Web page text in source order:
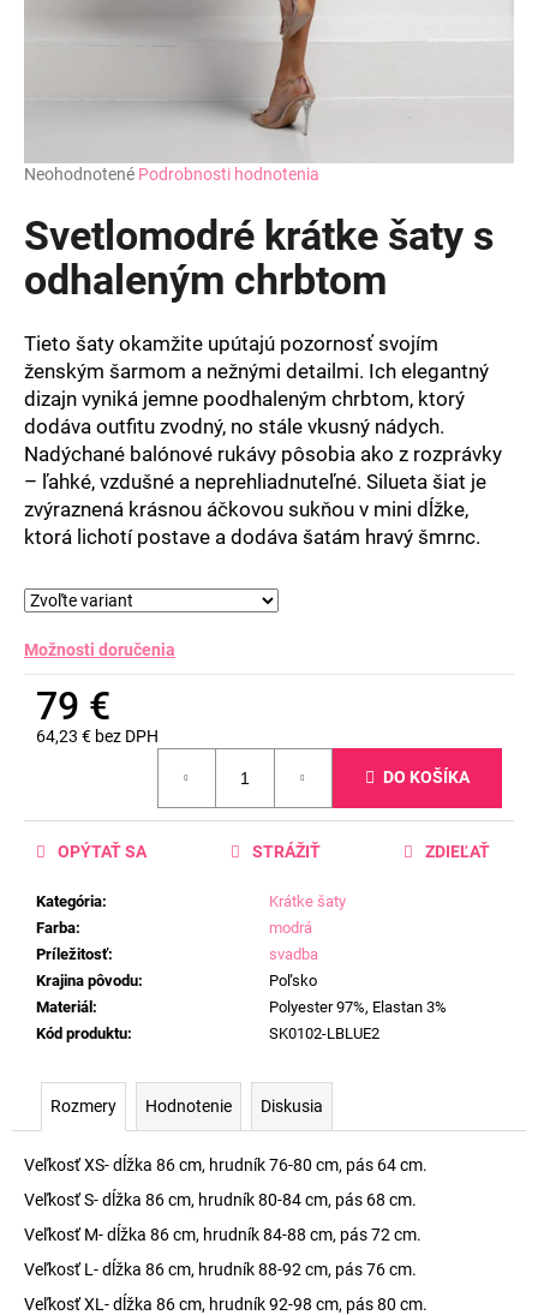
Priemerné
produktu
je
z
hviezdičiek.
Neohodnotené Podrobnosti hodnotenia
Svetlomodré krátke šaty s
odhaleným chrbtom
Tieto šaty okamžite upútajú pozornosť svojím
ženským šarmom a nežnými detailmi. Ich elegantný
dizajn vyniká jemne poodhaleným chrbtom, ktorý
dodáva outfitu zvodný, no stále vkusný nádych.
Nadýchané balónové rukávy pôsobia ako z rozprávky
– ľahké, vzdušné a neprehliadnuteľné. Silueta šiat je
zvýraznená krásnou áčkovou sukňou v mini dĺžke,
ktorá lichotí postave a dodáva šatám hravý šmrnc.
Možnosti doručenia
79 €
64,23 € bez DPH
DO KOŠÍKA
Kategória:
Krátke šaty
Farba:
modrá
Príležitosť:
svadba
Krajina pôvodu:
Poľsko
Materiál:
Polyester 97%, Elastan 3%
Kód produktu: SK0102-LBLUE2
OPÝTAŤ SA STRÁŽIŤ ZDIEĽAŤ
Rozmery Hodnotenie Diskusia
Veľkosť XS- dĺžka 86 cm, hrudník 76-80 cm, pás 64 cm.
Veľkosť S- dĺžka 86 cm, hrudník 80-84 cm, pás 68 cm.
Veľkosť M- dĺžka 86 cm, hrudník 84-88 cm, pás 72 cm.
Veľkosť L- dĺžka 86 cm, hrudník 88-92 cm, pás 76 cm.
Veľkosť XL- dĺžka 86 cm, hrudník 92-98 cm, pás 80 cm.